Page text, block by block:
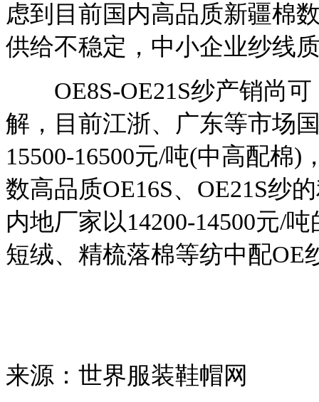
虑到目前国内高品质新疆棉
供给不稳定，中小企业纱线
OE8S-OE21S纱产销尚可
解，目前江浙、广东等市场
15500-16500元/吨(中高配棉
数高品质OE16S、OE21S纱
内地厂家以14200-14500元/
短绒、精梳落棉等纺中配OE
来源：世界服装鞋帽网